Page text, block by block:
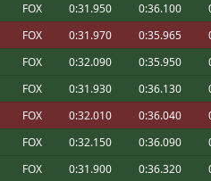
Yo no participo hoy, voy a ver el partido
Buenas! Hemos hablado seriamente
quieren
Comparto un setillo para la combi.
Buenas! No se podría cambiar el día de
partido?
Gracias!
FOX 0:31.950 0:36.100
FOX 0:31.970 0:35.965
FOX 0:32.090 0:35.950
FOX 0:31.930 0:36.130
FOX 0:32.010 0:36.040
FOX 0:32.150 0:36.090
FOX 0:31.900 0:36.320